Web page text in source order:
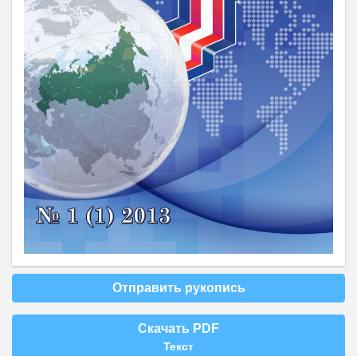
Отправить рукопись
Скачать PDF
Текст